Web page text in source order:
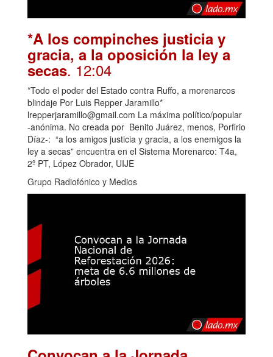
*A los compinches justicia y
gracia, a la oposición la ley a
secas. 12:04
*Todo el poder del Estado contra Ruffo, a morenarcos
blindaje Por Luis Repper Jaramillo*
lrepperjaramillo@gmail.com La máxima político/popular
-anónima. No creada por Benito Juárez, menos, Porfirio
Díaz-: “a los amigos justicia y gracia, a los enemigos la
ley a secas” encuentra en el Sistema Morenarco: T4a,
2º PT, López Obrador, UIJE
Grupo Radiofónico y Medios